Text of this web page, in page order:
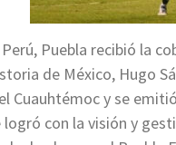
Puebla recibió la
de México, Hugo
Cuauhtémoc y se
con la visión y